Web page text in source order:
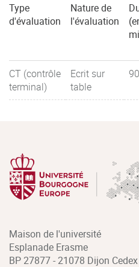
Type
d'évaluation
Nature de
l'évaluation
CT (contrôle
terminal)
Ecrit sur
table
90
Maison de l'université
Esplanade Erasme
BP 27877 - 21078 Dijon Cedex